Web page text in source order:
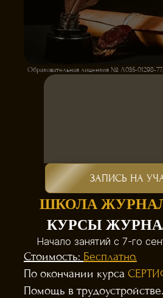
Образовательная лицензия № Л035-01298-77/
ЗАПИСЬ НА
ШКОЛА
КУРСЫ
Начало занятий с 7-го
Стоимость: Бесплатно.
По окончании курса
Помощь в трудоустройстве.